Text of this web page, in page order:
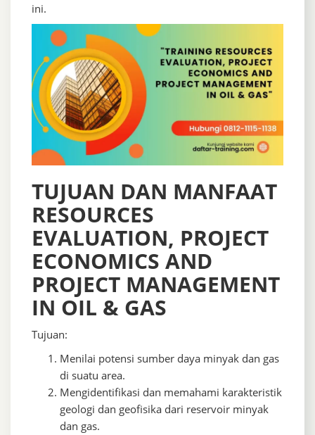
ini.
TUJUAN DAN MANFAAT
RESOURCES
EVALUATION, PROJECT
ECONOMICS AND
PROJECT MANAGEMENT
IN OIL & GAS
Tujuan:
Menilai potensi sumber daya minyak dan gas
di suatu area.
Mengidentifikasi dan memahami karakteristik
geologi dan geofisika dari reservoir minyak
dan gas.